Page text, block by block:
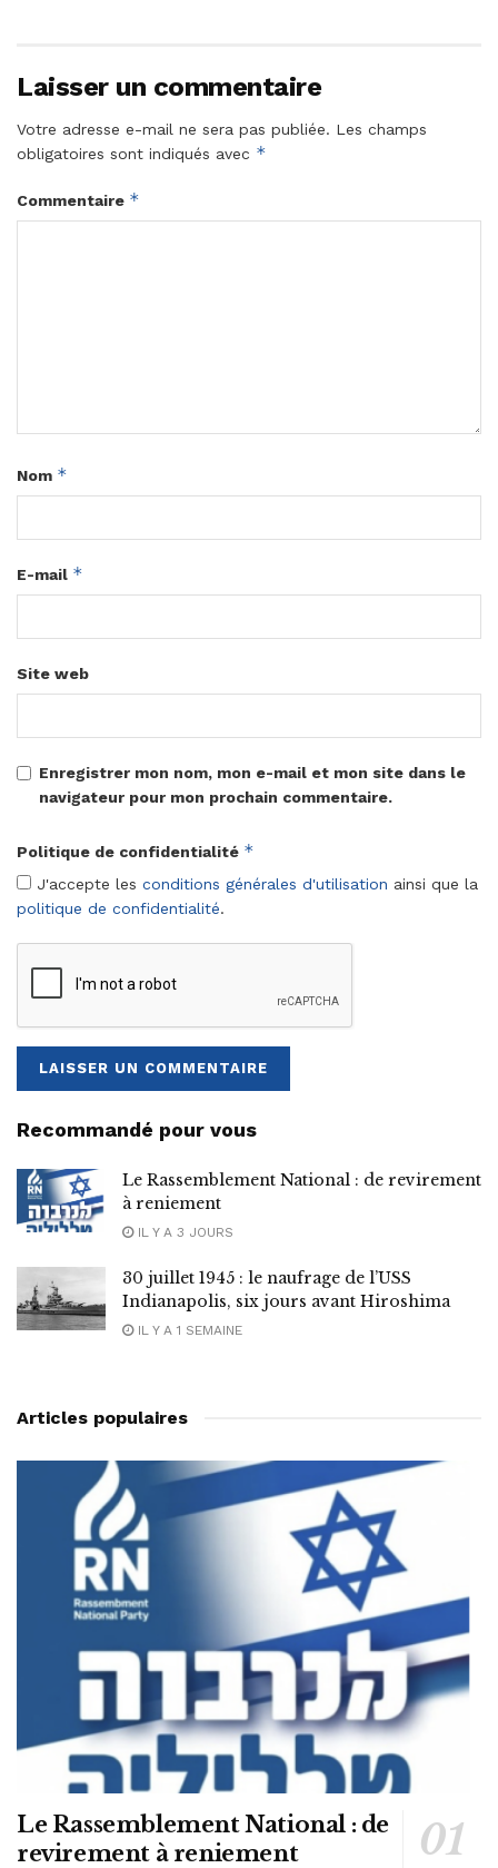
Laisser un commentaire
Votre adresse e-mail ne sera pas publiée. Les champs
obligatoires sont indiqués avec *
Commentaire *
Nom *
E-mail *
Site web
Enregistrer mon nom, mon e-mail et mon site dans le
navigateur pour mon prochain commentaire.
Politique de confidentialité *
J'accepte les conditions générales d'utilisation ainsi que la
politique de confidentialité.
Recommandé pour vous
Le Rassemblement National : de revirement
à reniement
IL Y A 3 JOURS
30 juillet 1945 : le naufrage de l’USS
Indianapolis, six jours avant Hiroshima
IL Y A 1 SEMAINE
Articles populaires
Le Rassemblement National : de
revirement à reniement